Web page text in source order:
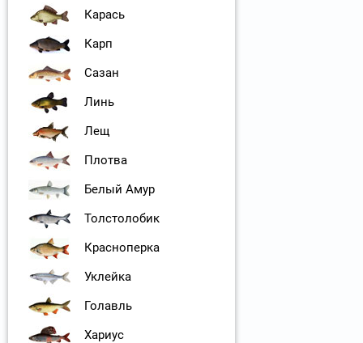
Карась
Карп
Сазан
Линь
Лещ
Плотва
Белый Амур
Толстолобик
Красноперка
Уклейка
Голавль
Хариус